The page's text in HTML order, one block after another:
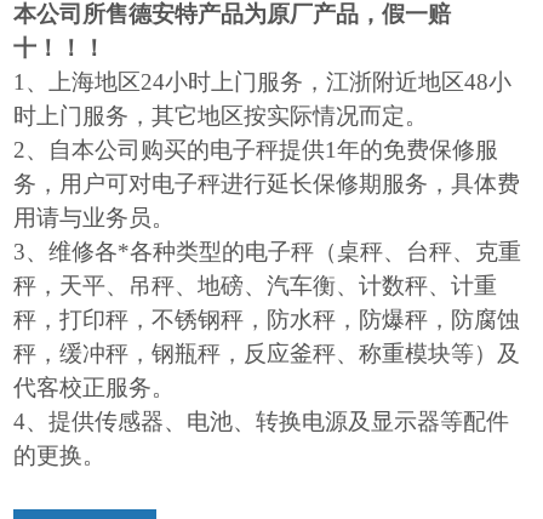
本公司所售德安特产品为原厂产品，假一赔
十！！！
1 、上海地区24小时上门服务，江浙附近地区48小
时上门服务，其它地区按实际情况而定。
2、自本公司购买的电子秤提供1年的免费保修服
务，用户可对电子秤进行延长保修期服务，具体费
用请与业务员。
3、维修各*各种类型的电子秤（桌秤、台秤、克重
秤，天平、吊秤、地磅、汽车衡、计数秤、计重
秤，打印秤，不锈钢秤，防水秤，防爆秤，防腐蚀
秤，缓冲秤，钢瓶秤，反应釜秤、称重模块等）及
代客校正服务。
4、提供传感器、电池、转换电源及显示器等配件
的更换。